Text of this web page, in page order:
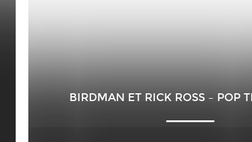
BIRDMAN ET RICK ROSS – POP